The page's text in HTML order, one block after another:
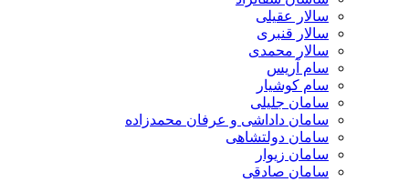
سالار عقیلی
سالار قنبری
سالار محمدی
سام آریس
سام کوشیار
سامان جلیلی
سامان داداشی و عرفان محمدزاده
سامان دولتشاهی
سامان زیوار
سامان صادقی